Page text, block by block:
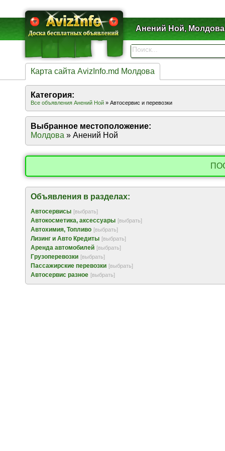
Анений Ной, Молдова
Карта сайта AvizInfo.md Молдова
Категория:
Все объявления Анений Ной » Автосервис и перевозки
Выбранное местоположение:
Молдова » Анений Ной
Объявления в разделах:
Автосервисы [выбрать]
Автокосметика, аксессуары [выбрать]
Автохимия, Топливо [выбрать]
Лизинг и Авто Кредиты [выбрать]
Аренда автомобилей [выбрать]
Грузоперевозки [выбрать]
Пассажирские перевозки [выбрать]
Автосервис разное [выбрать]